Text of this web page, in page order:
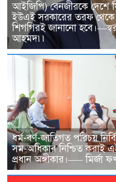
আইজিপি) বেনজীরকে দেশে
ইউএই সরকারের তরফ
শিগগিরই জানানো
আহমদ৷৷
ধর্ম-বর্ণ-জাতিগত পরিচয়
সম-অধিকার নিশ্চিত করাই
প্রধান অঙ্গীকার।—–